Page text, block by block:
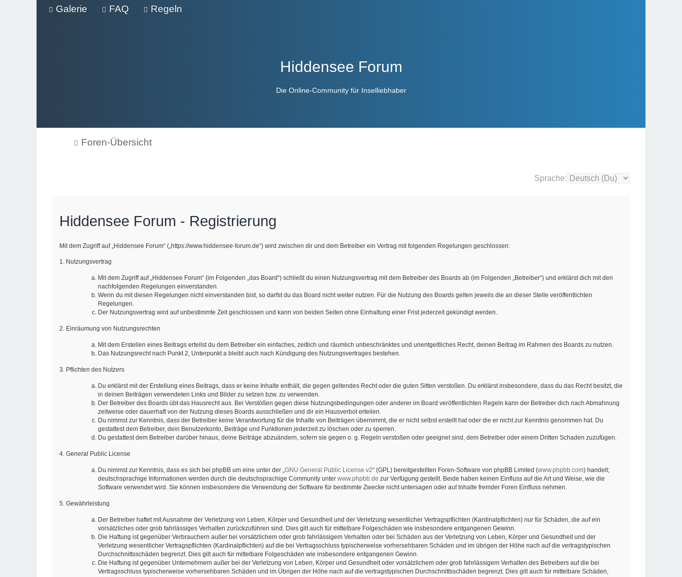
Galerie FAQ Regeln
Hiddensee Forum
Die Online-Community für Inselliebhaber
Foren-Übersicht
Sprache:
Hiddensee Forum - Registrierung
Mit dem Zugriff auf „Hiddensee Forum“ („https://www.hiddensee-forum.de“) wird zwischen dir und dem Betreiber ein Vertrag mit folgenden Regelungen geschlossen:
1. Nutzungsvertrag
Mit dem Zugriff auf „Hiddensee Forum“ (im Folgenden „das Board“) schließt du einen Nutzungsvertrag mit dem Betreiber des Boards ab (im Folgenden „Betreiber“) und erklärst dich mit den
nachfolgenden Regelungen einverstanden.
Wenn du mit diesen Regelungen nicht einverstanden bist, so darfst du das Board nicht weiter nutzen. Für die Nutzung des Boards gelten jeweils die an dieser Stelle veröffentlichten
Regelungen.
Der Nutzungsvertrag wird auf unbestimmte Zeit geschlossen und kann von beiden Seiten ohne Einhaltung einer Frist jederzeit gekündigt werden.
2. Einräumung von Nutzungsrechten
Mit dem Erstellen eines Beitrags erteilst du dem Betreiber ein einfaches, zeitlich und räumlich unbeschränktes und unentgeltliches Recht, deinen Beitrag im Rahmen des Boards zu nutzen.
Das Nutzungsrecht nach Punkt 2, Unterpunkt a bleibt auch nach Kündigung des Nutzungsvertrages bestehen.
3. Pflichten des Nutzers
Du erklärst mit der Erstellung eines Beitrags, dass er keine Inhalte enthält, die gegen geltendes Recht oder die guten Sitten verstoßen. Du erklärst insbesondere, dass du das Recht besitzt, die
in deinen Beiträgen verwendeten Links und Bilder zu setzen bzw. zu verwenden.
Der Betreiber des Boards übt das Hausrecht aus. Bei Verstößen gegen diese Nutzungsbedingungen oder anderer im Board veröffentlichten Regeln kann der Betreiber dich nach Abmahnung
zeitweise oder dauerhaft von der Nutzung dieses Boards ausschließen und dir ein Hausverbot erteilen.
Du nimmst zur Kenntnis, dass der Betreiber keine Verantwortung für die Inhalte von Beiträgen übernimmt, die er nicht selbst erstellt hat oder die er nicht zur Kenntnis genommen hat. Du
gestattest dem Betreiber, dein Benutzerkonto, Beiträge und Funktionen jederzeit zu löschen oder zu sperren.
Du gestattest dem Betreiber darüber hinaus, deine Beiträge abzuändern, sofern sie gegen o. g. Regeln verstoßen oder geeignet sind, dem Betreiber oder einem Dritten Schaden zuzufügen.
4. General Public License
Du nimmst zur Kenntnis, dass es sich bei phpBB um eine unter der „GNU General Public License v2“ (GPL) bereitgestellten Foren-Software von phpBB Limited (www.phpbb.com) handelt;
deutschsprachige Informationen werden durch die deutschsprachige Community unter www.phpbb.de zur Verfügung gestellt. Beide haben keinen Einfluss auf die Art und Weise, wie die
Software verwendet wird. Sie können insbesondere die Verwendung der Software für bestimmte Zwecke nicht untersagen oder auf Inhalte fremder Foren Einfluss nehmen.
5. Gewährleistung
Der Betreiber haftet mit Ausnahme der Verletzung von Leben, Körper und Gesundheit und der Verletzung wesentlicher Vertragspflichten (Kardinalpflichten) nur für Schäden, die auf ein
vorsätzliches oder grob fahrlässiges Verhalten zurückzuführen sind. Dies gilt auch für mittelbare Folgeschäden wie insbesondere entgangenen Gewinn.
Die Haftung ist gegenüber Verbrauchern außer bei vorsätzlichem oder grob fahrlässigem Verhalten oder bei Schäden aus der Verletzung von Leben, Körper und Gesundheit und der
Verletzung wesentlicher Vertragspflichten (Kardinalpflichten) auf die bei Vertragsschluss typischerweise vorhersehbaren Schäden und im übrigen der Höhe nach auf die vertragstypischen
Durchschnittsschäden begrenzt. Dies gilt auch für mittelbare Folgeschäden wie insbesondere entgangenen Gewinn.
Die Haftung ist gegenüber Unternehmern außer bei der Verletzung von Leben, Körper und Gesundheit oder vorsätzlichem oder grob fahrlässigem Verhalten des Betreibers auf die bei
Vertragsschluss typischerweise vorhersehbaren Schäden und im Übrigen der Höhe nach auf die vertragstypischen Durchschnittsschäden begrenzt. Dies gilt auch für mittelbare Schäden,